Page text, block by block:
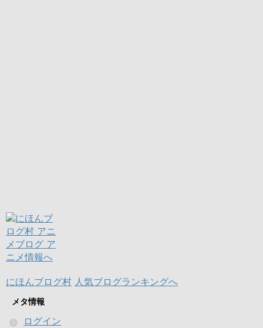
にほんブログ村 人気ブログランキングへ
メタ情報
ログイン